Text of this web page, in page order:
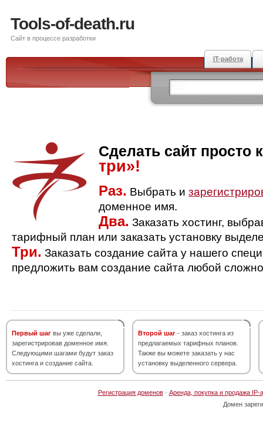
Tools-of-death.ru
Сайт в процессе разработки
IT-работа
Сделать сайт просто
три»!
Раз. Выбрать и
доменное имя.
Два. Заказать хостинг,
тарифный план или заказать установку
Три. Заказать создание сайта у нашего
предложить вам создание сайта любой
Первый шаг вы уже сделали,
зарегистрировав доменное имя.
Следующими шагами будут заказ
хостинга и создание сайта.
Второй шаг - заказ хостинга из
предлагаемых тарифных планов.
Также вы можете заказать у нас
установку выделенного сервера.
Регистрация доменов· Аренда, покупка и продажа IP-
Домен